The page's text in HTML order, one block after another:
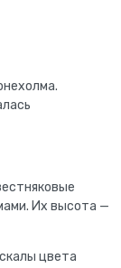
Их высота —
цвета